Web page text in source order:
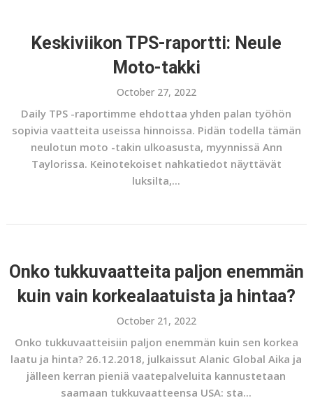
Keskiviikon TPS-raportti: Neule
Moto-takki
October 27, 2022
Daily TPS -raportimme ehdottaa yhden palan työhön
sopivia vaatteita useissa hinnoissa. Pidän todella tämän
neulotun moto -takin ulkoasusta, myynnissä Ann
Taylorissa. Keinotekoiset nahkatiedot näyttävät
luksilta,...
Onko tukkuvaatteita paljon enemmän
kuin vain korkealaatuista ja hintaa?
October 21, 2022
Onko tukkuvaatteisiin paljon enemmän kuin sen korkea
laatu ja hinta? 26.12.2018, julkaissut Alanic Global Aika ja
jälleen kerran pieniä vaatepalveluita kannustetaan
saamaan tukkuvaatteensa USA: sta...